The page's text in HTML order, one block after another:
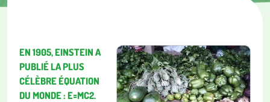
EN 1905, EINSTEIN A
PUBLIÉ LA PLUS
CÉLÈBRE ÉQUATION
DU MONDE : E=MC2.